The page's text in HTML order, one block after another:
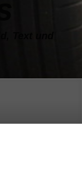
Text und